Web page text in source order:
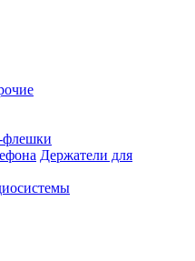
флешки
Держатели для